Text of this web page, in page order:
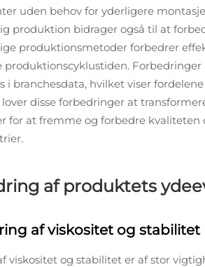
uden behov for yderligere
produktion bidrager også til at
produktionsmetoder forbedrer
produktionscyklustiden.
i branchesdata, hvilket viser
disse forbedringer at
for at fremme og forbedre
af produktets
af viskositet og stabilitet
viskositet og stabilitet er af stor